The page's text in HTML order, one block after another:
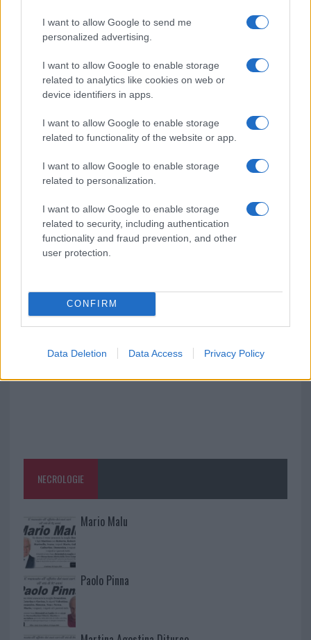
I want to allow Google to send me
personalized advertising.
I want to allow Google to enable storage
related to analytics like cookies on web or
device identifiers in apps.
I want to allow Google to enable storage
related to functionality of the website or app.
I want to allow Google to enable storage
related to personalization.
I want to allow Google to enable storage
related to security, including authentication
functionality and fraud prevention, and other
user protection.
CONFIRM
Data Deletion Data Access Privacy Policy
accoglienza minori chiude
esplode la protesta
Pausa caffè impeccabile: come scegliere la
soluzione ideale per la casa e l’ufficio
Monte Pino, la fine di un lungo dolore: storia e
rinascita della strada che segnò la Gallura
la rete elettrica
NECROLOGIE
Mario Malu
Paolo Pinna